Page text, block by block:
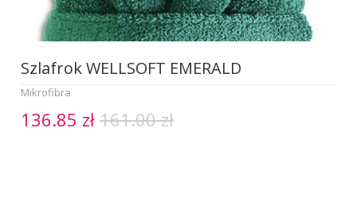
Szlafrok WELLSOFT EMERALD
Mikrofibra
136.85 zł161.00 zł